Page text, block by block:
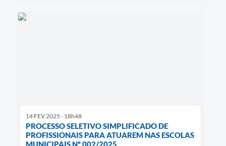
14 FEV 2025 - 18h48
PROCESSO SELETIVO SIMPLIFICADO DE
PROFISSIONAIS PARA ATUAREM NAS ESCOLAS
MUNICIPAIS Nº 002/2025